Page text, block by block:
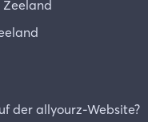
Zeeland
der allyourz-Website?